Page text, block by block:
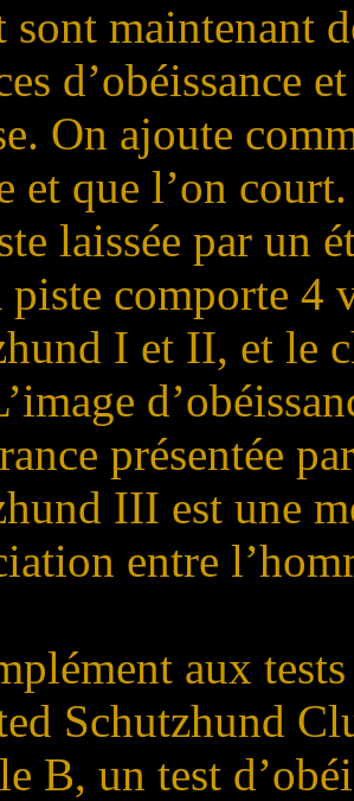
sont maintenant
d’obéissance
On ajoute
et que l’on
laissée par un
comporte 4
I et II, et le
présentée
III est une
entre
aux
Schutzhund
B, un test